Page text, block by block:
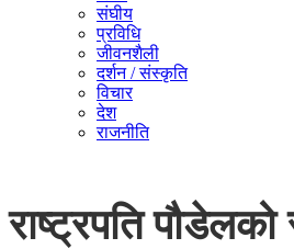
संघीय
प्रविधि
जीवनशैली
दर्शन / संस्कृति
विचार
देश
राजनीति
राष्ट्रपति पौडेलको